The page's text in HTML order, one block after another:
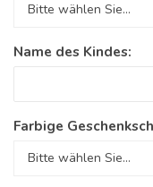
Name des Kindes:
Farbige